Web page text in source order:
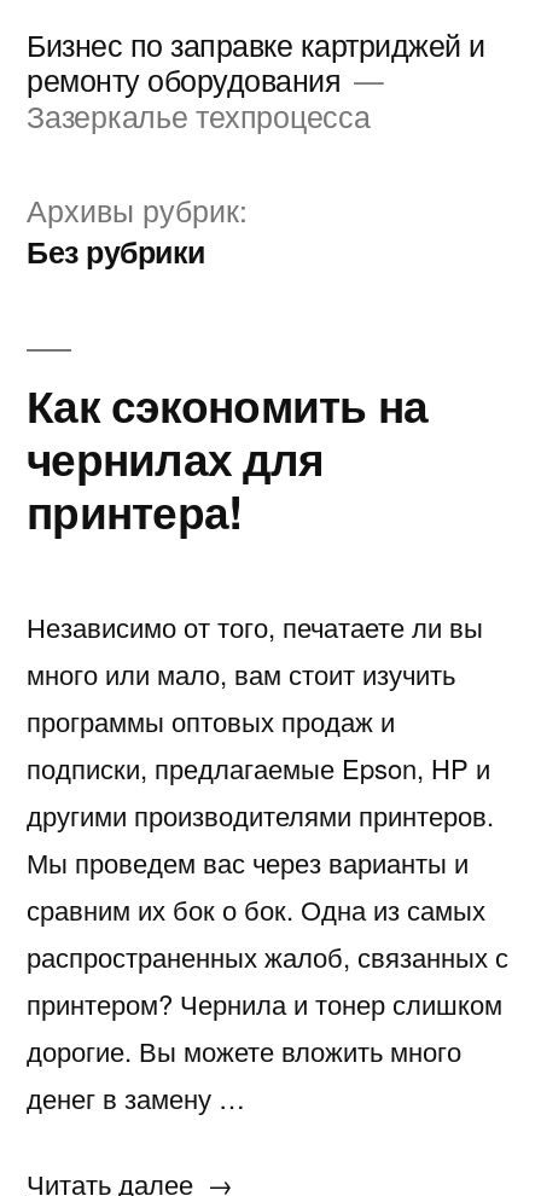
содержимому
Бизнес по заправке картриджей и
ремонту оборудования
Зазеркалье техпроцесса
Архивы рубрик:
Без рубрики
Как сэкономить на
чернилах для
принтера!
Независимо от того, печатаете ли вы
много или мало, вам стоит изучить
программы оптовых продаж и
подписки, предлагаемые Epson, HP и
другими производителями принтеров.
Мы проведем вас через варианты и
сравним их бок о бок. Одна из самых
распространенных жалоб, связанных с
принтером? Чернила и тонер слишком
дорогие. Вы можете вложить много
денег в замену …
Читать далее«Как